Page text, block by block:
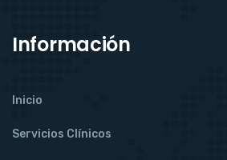
Información
Inicio
Servicios Clínicos